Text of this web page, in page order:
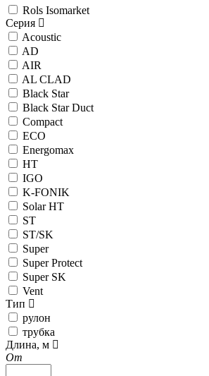
Rols Isomarket
Серия
Acoustic
AD
AIR
AL CLAD
Black Star
Black Star Duct
Compact
ECO
Energomax
HT
IGO
K-FONIK
Solar HT
ST
ST/SK
Super
Super Protect
Super SK
Vent
Тип
рулон
трубка
Длина, м
От